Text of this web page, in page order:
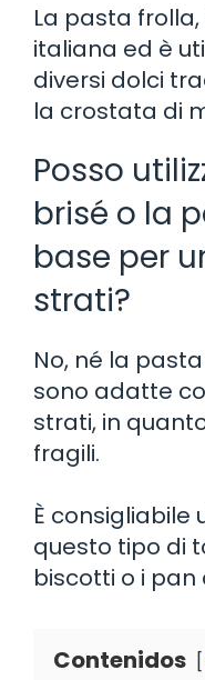
La pasta
italiana ed è
diversi dolci
la crostata di
Posso
brisé o la
base per
strati?
No, né la
sono adatte
strati, in
fragili.
È consigliabile
questo tipo di
biscotti o i pan
Contenidos